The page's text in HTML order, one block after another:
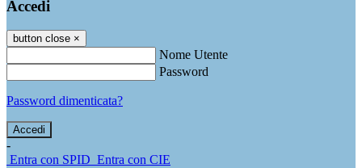
Accedi
button close ×
Nome Utente
Password
Password dimenticata?
-
Entra con SPID Entra con CIE